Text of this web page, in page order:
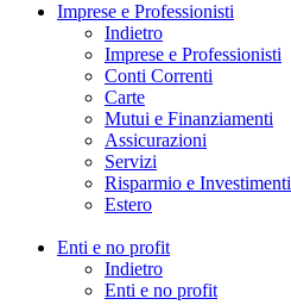
Imprese e Professionisti
Indietro
Imprese e Professionisti
Conti Correnti
Carte
Mutui e Finanziamenti
Assicurazioni
Servizi
Risparmio e Investimenti
Estero
Enti e no profit
Indietro
Enti e no profit